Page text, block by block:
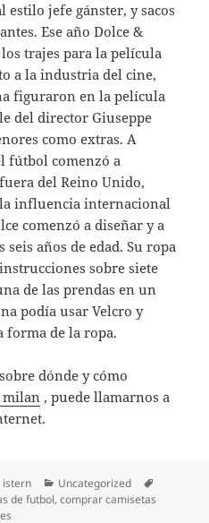
estilo jefe gánster, y sacos
Ese año Dolce &
trajes para la película
a la industria del cine,
figuraron en la película
del director Giuseppe
como extras. A
fútbol comenzó a
del Reino Unido,
influencia internacional
comenzó a diseñar y a
años de edad. Su ropa
sobre siete
de las prendas en un
podía usar Velcro y
forma de la ropa.
dónde y cómo
milan , puede llamarnos a
Autor
istern Categorías
Uncategorized
de futbol,comprar camisetas